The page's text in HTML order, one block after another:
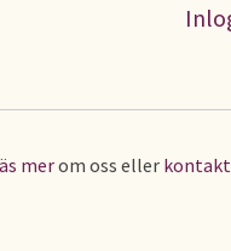
merom oss eller